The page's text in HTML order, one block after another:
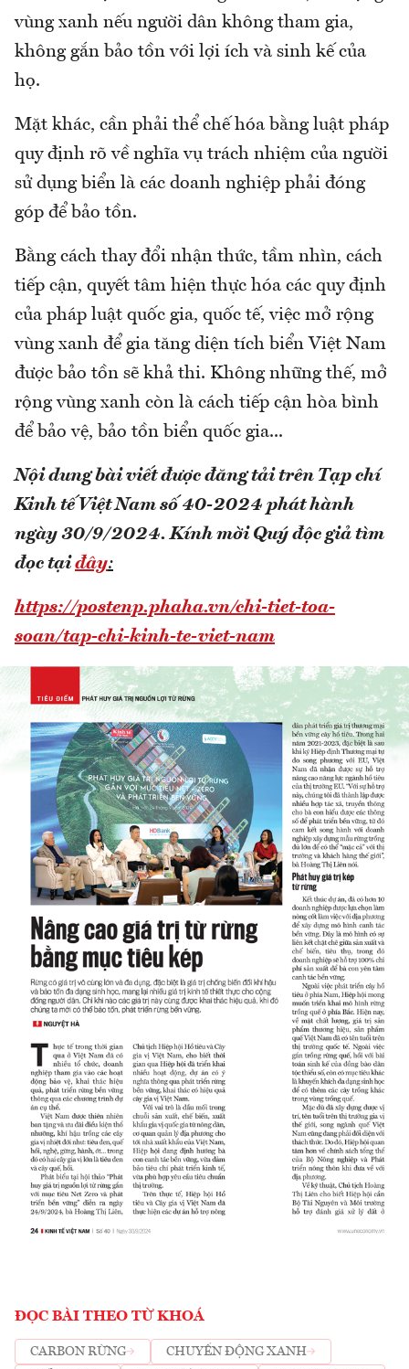
vùng xanh nếu người dân không tham gia,
không gắn bảo tồn với lợi ích và sinh kế của
họ.
Mặt khác, cần phải thể chế hóa bằng luật pháp
quy định rõ về nghĩa vụ trách nhiệm của người
sử dụng biển là các doanh nghiệp phải đóng
góp để bảo tồn.
Bằng cách thay đổi nhận thức, tầm nhìn, cách
tiếp cận, quyết tâm hiện thực hóa các quy định
của pháp luật quốc gia, quốc tế, việc mở rộng
vùng xanh để gia tăng diện tích biển Việt Nam
được bảo tồn sẽ khả thi. Không những thế, mở
rộng vùng xanh còn là cách tiếp cận hòa bình
để bảo vệ, bảo tồn biển quốc gia...
Nội dung bài viết được đăng tải trên Tạp chí
Kinh tế Việt Nam số 40-2024 phát hành
ngày 30/9/2024.Kính mời Quý độc giả tìm
đọc tạiđây:
https://postenp.phaha.vn/chi-tiet-toa-
soan/tap-chi-kinh-te-viet-nam
ĐỌC BÀI THEO TỪ KHOÁ
CARBON RỪNG
CHUYỂN ĐỘNG XANH